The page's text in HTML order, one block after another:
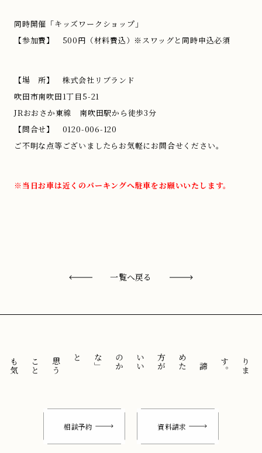
同時開催「キッズワークショップ」
【参加費】 500円（材料費込）※スワッグと同時申込必須
【場 所】 株式会社リブランド
吹田市南吹田1丁目5-21
JRおおさか東線 南吹田駅から徒歩3分
【問合せ】 0120-006-120
ご不明な点等ございましたらお気軽にお問合せください。
※当日お車は近くのパーキングへ駐車をお願いいたします。
一覧へ戻る
。
「
諦
め
た
方
が
い
い
の
か
な
」
と
思
う
こ
と
も
気
に
せ
ずに
相談予約 資料請求